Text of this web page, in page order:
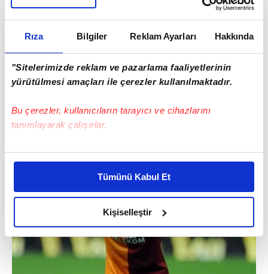
Rıza Bilgiler Reklam Ayarları Hakkında
"Sitelerimizde reklam ve pazarlama faaliyetlerinin
yürütülmesi amaçları ile çerezler kullanılmaktadır.
Bu çerezler, kullanıcıların tarayıcı ve cihazlarını
tanımlayarak çalışırlar.
Bu çerezlere izin vermeniz halinde sizlere özel
daha iyi reklam deneyimi yaşatabiliriz. Bunu yaparken
amacımızın size daha iyi bir reklam deneyimi sunmak
olduğunu ve sizlere en iyi içerikleri sunabilmek adına
elimizden gelen çabayı gösterdiğimizi ve bu noktada,
reklamların maliyetlerimizi karşılamak noktasında tek gelir
kalemimiz olduğunu sizlere hatırlatmak isteriz.
Tümünü Kabul Et
Kişiselleştir
Sabri yılda ortalama 1 gol atıyor. Keşke o